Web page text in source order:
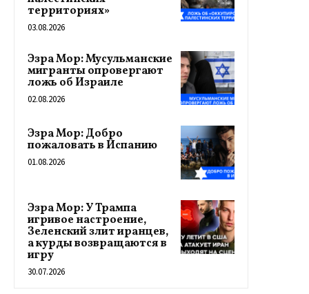
территориях»
03.08.2026
Эзра Мор: Мусульманские
мигранты опровергают
ложь об Израиле
02.08.2026
Эзра Мор: Добро
пожаловать в Испанию
01.08.2026
Эзра Мор: У Трампа
игривое настроение,
Зеленский злит иранцев,
а курды возвращаются в
игру
30.07.2026